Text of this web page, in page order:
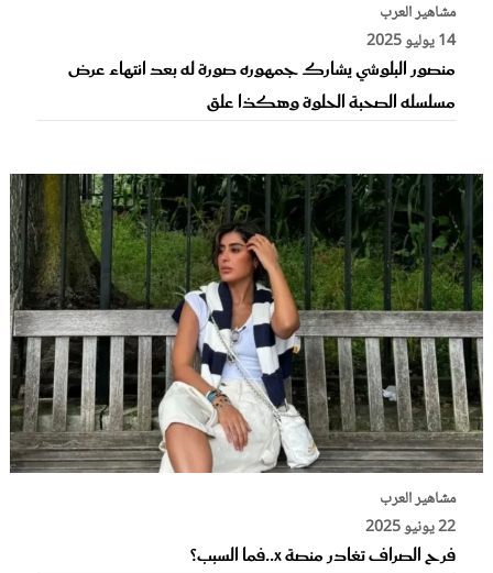
مشاهير العرب
14 يوليو 2025
منصور البلوشي يشارك جمهوره صورة له بعد انتهاء عرض
مسلسله الصحبة الحلوة وهكذا علق
مشاهير العرب
22 يونيو 2025
فرح الصراف تغادر منصة x..فما السبب؟